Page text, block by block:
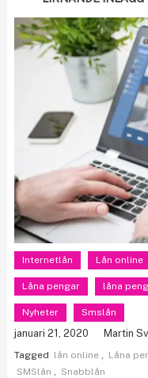
Internetlån Lån online
Låna pengar låna
Nyheter Smslån
januari 21, 2020 Martin
Tagged lån online Låna
SMSlån
Snabblån